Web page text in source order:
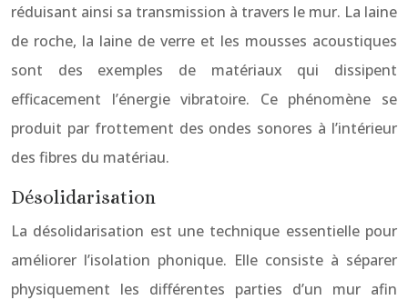
réduisant ainsi sa transmission à travers le mur. La laine
de roche, la laine de verre et les mousses acoustiques
sont des exemples de matériaux qui dissipent
efficacement l’énergie vibratoire. Ce phénomène se
produit par frottement des ondes sonores à l’intérieur
des fibres du matériau.
Désolidarisation
La désolidarisation est une technique essentielle pour
améliorer l’isolation phonique. Elle consiste à séparer
physiquement les différentes parties d’un mur afin